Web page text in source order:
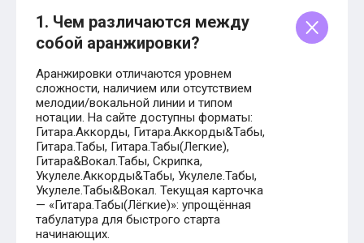
1. Чем различаются между
собой аранжировки?
Аранжировки отличаются уровнем
сложности, наличием или отсутствием
мелодии/вокальной линии и типом
нотации. На сайте доступны форматы:
Гитара.Аккорды, Гитара.Аккорды&Табы,
Гитара.Табы, Гитара.Табы(Легкие),
Гитара&Вокал.Табы, Скрипка,
Укулеле.Аккорды&Табы, Укулеле.Табы,
Укулеле.Табы&Вокал. Текущая карточка
— «Гитара.Табы(Лёгкие)»: упрощённая
табулатура для быстрого старта
начинающих.